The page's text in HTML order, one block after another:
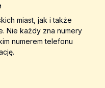
miast, jak i także
Nie każdy zna numery
numerem telefonu